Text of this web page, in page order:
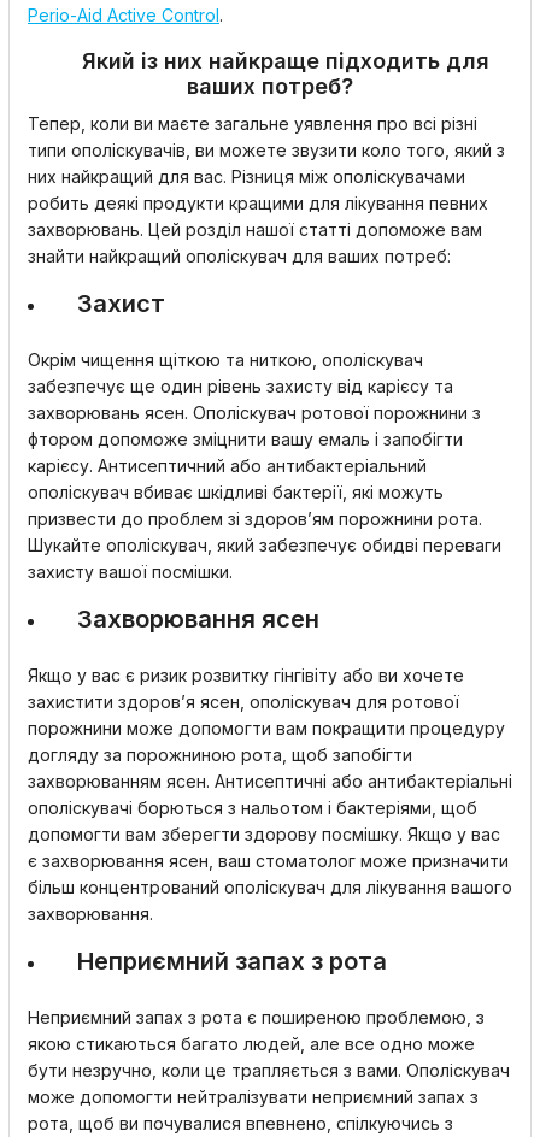
Perio-Aid Active Control.
Який із них найкраще підходить для
ваших потреб?
Тепер, коли ви маєте загальне уявлення про всі різні
типи ополіскувачів, ви можете звузити коло того, який з
них найкращий для вас. Різниця між ополіскувачами
робить деякі продукти кращими для лікування певних
захворювань. Цей розділ нашої статті допоможе вам
знайти найкращий ополіскувач для ваших потреб:
Захист
Окрім чищення щіткою та ниткою, ополіскувач
забезпечує ще один рівень захисту від карієсу та
захворювань ясен. Ополіскувач ротової порожнини з
фтором допоможе зміцнити вашу емаль і запобігти
карієсу. Антисептичний або антибактеріальний
ополіскувач вбиває шкідливі бактерії, які можуть
призвести до проблем зі здоров’ям порожнини рота.
Шукайте ополіскувач, який забезпечує обидві переваги
захисту вашої посмішки.
Захворювання ясен
Якщо у вас є ризик розвитку гінгівіту або ви хочете
захистити здоров’я ясен, ополіскувач для ротової
порожнини може допомогти вам покращити процедуру
догляду за порожниною рота, щоб запобігти
захворюванням ясен. Антисептичні або антибактеріальні
ополіскувачі борються з нальотом і бактеріями, щоб
допомогти вам зберегти здорову посмішку. Якщо у вас
є захворювання ясен, ваш стоматолог може призначити
більш концентрований ополіскувач для лікування вашого
захворювання.
Неприємний запах з рота
Неприємний запах з рота є поширеною проблемою, з
якою стикаються багато людей, але все одно може
бути незручно, коли це трапляється з вами. Ополіскувач
може допомогти нейтралізувати неприємний запах з
рота, щоб ви почувалися впевнено, спілкуючись з